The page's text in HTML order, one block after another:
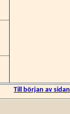
Till början av sidan